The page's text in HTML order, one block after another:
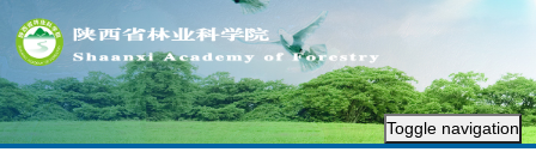
Toggle navigation